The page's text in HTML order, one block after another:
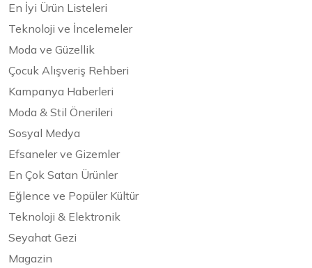
En İyi Ürün Listeleri
Teknoloji ve İncelemeler
Moda ve Güzellik
Çocuk Alışveriş Rehberi
Kampanya Haberleri
Moda & Stil Önerileri
Sosyal Medya
Efsaneler ve Gizemler
En Çok Satan Ürünler
Eğlence ve Popüler Kültür
Teknoloji & Elektronik
Seyahat Gezi
Magazin